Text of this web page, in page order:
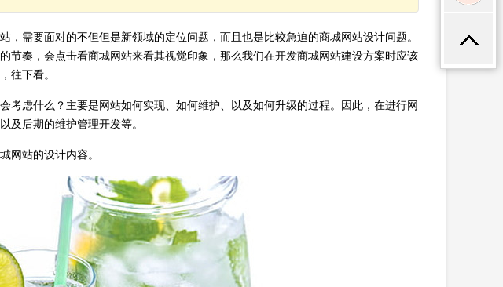
，需要面对的不但但是新领域的定位问题，而且也是比较急迫的商城网站设计问题。
节奏，会点击看商城网站来看其视觉印象，那么我们在开发商城网站建设方案时应该
往下看。
考虑什么？主要是网站如何实现、如何维护、以及如何升级的过程。因此，在进行网
及后期的维护管理开发等。
网站的设计内容。